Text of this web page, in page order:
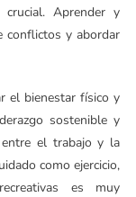
Aprender y
conflictos y abordar
el bienestar físico y
sostenible y
entre el trabajo y la
como ejercicio,
es muy